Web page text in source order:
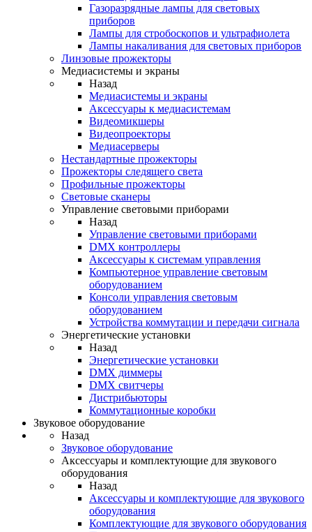
Газоразрядные лампы для световых
приборов
Лампы для стробоскопов и ультрафиолета
Лампы накаливания для световых приборов
Линзовые прожекторы
Медиасистемы и экраны
Назад
Медиасистемы и экраны
Аксессуары к медиасистемам
Видеомикшеры
Видеопроекторы
Медиасерверы
Нестандартные прожекторы
Прожекторы следящего света
Профильные прожекторы
Световые сканеры
Управление световыми приборами
Назад
Управление световыми приборами
DMX контроллеры
Аксессуары к системам управления
Компьютерное управление световым
оборудованием
Консоли управления световым
оборудованием
Устройства коммутации и передачи сигнала
Энергетические установки
Назад
Энергетические установки
DMX диммеры
DMX свитчеры
Дистрибьюторы
Коммутационные коробки
Звуковое оборудование
Назад
Звуковое оборудование
Аксессуары и комплектующие для звукового
оборудования
Назад
Аксессуары и комплектующие для звукового
оборудования
Комплектующие для звукового оборудования